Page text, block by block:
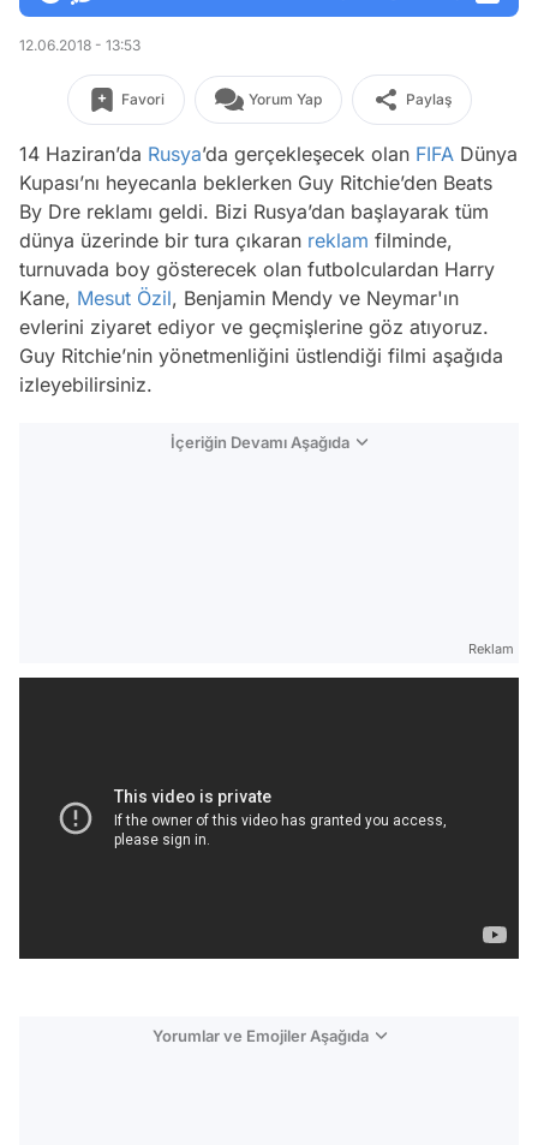
12.06.2018 - 13:53
Favori Yorum Yap Paylaş
14 Haziran’da Rusya’da gerçekleşecek olan FIFA Dünya
Kupası’nı heyecanla beklerken Guy Ritchie’den Beats
By Dre reklamı geldi. Bizi Rusya’dan başlayarak tüm
dünya üzerinde bir tura çıkaran reklam filminde,
turnuvada boy gösterecek olan futbolculardan Harry
Kane, Mesut Özil, Benjamin Mendy ve Neymar'ın
evlerini ziyaret ediyor ve geçmişlerine göz atıyoruz.
Guy Ritchie’nin yönetmenliğini üstlendiği filmi aşağıda
izleyebilirsiniz.
İçeriğin Devamı Aşağıda
Reklam
Yorumlar ve Emojiler Aşağıda